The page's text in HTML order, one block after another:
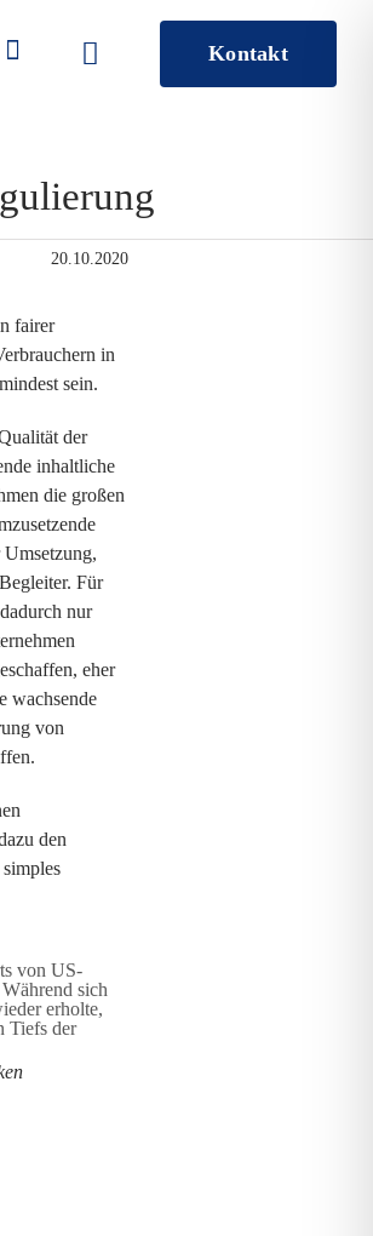
Kontakt
20.10.2020
fairer
in
sein.
der
inhaltliche
die großen
Für
nur
eher
wachsende
von
den